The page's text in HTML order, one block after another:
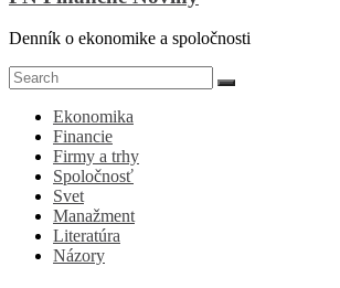
Denník o ekonomike a spoločnosti
Ekonomika
Financie
Firmy a trhy
Spoločnosť
Svet
Manažment
Literatúra
Názory